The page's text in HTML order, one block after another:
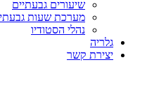
שיעורים גבעתיים
מערכת שעות
נהלי הסטודיו
גלריה
יצירת קשר